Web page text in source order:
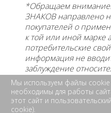
*Обращаем
ЗНАКОВ направлено
покупателей о
к той или иной марке
потребительские
информация не
заблуждение
продаже товаров и
нарушает права
товарных знаков.
покупателю
Мы используем файлы
необходимы для работы
этот сайт и
cookie).